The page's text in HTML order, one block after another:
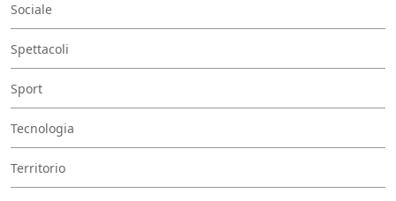
Sociale
Spettacoli
Sport
Tecnologia
Territorio